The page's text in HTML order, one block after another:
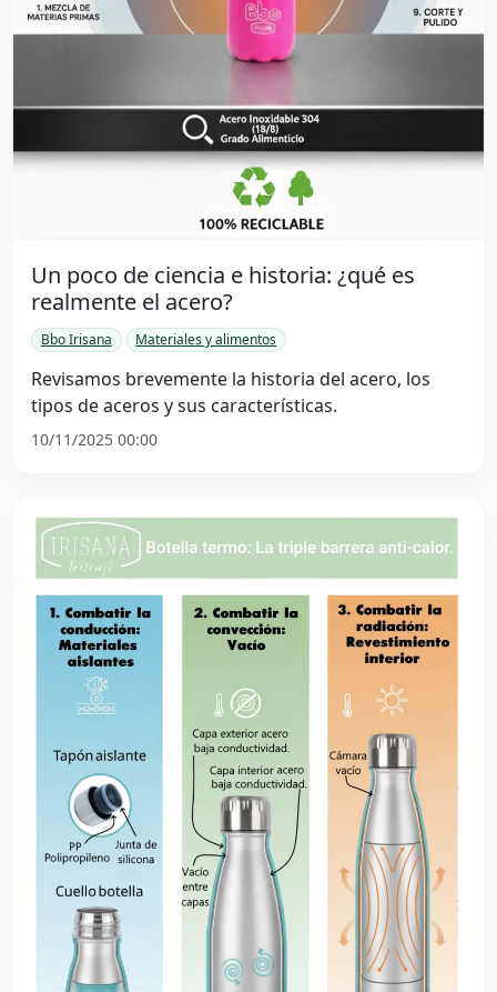
Un poco de ciencia e historia: ¿qué es
realmente el acero?
Bbo Irisana Materiales y alimentos
Revisamos brevemente la historia del acero, los
tipos de aceros y sus características.
10/11/2025 00:00